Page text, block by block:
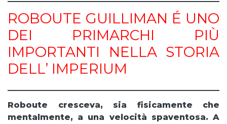
ROBOUTE GUILLIMAN É UNO
DEI PRIMARCHI PIÙ
IMPORTANTI NELLA STORIA
DELL’ IMPERIUM
Roboute cresceva, sia fisicamente che
mentalmente, a una velocità spaventosa. A